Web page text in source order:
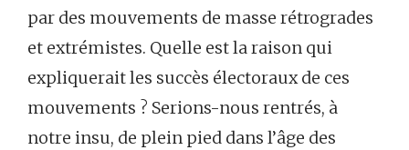
par des mouvements de masse rétrogrades
et extrémistes. Quelle est la raison qui
expliquerait les succès électoraux de ces
mouvements ? Serions-nous rentrés, à
notre insu, de plein pied dans l’âge des